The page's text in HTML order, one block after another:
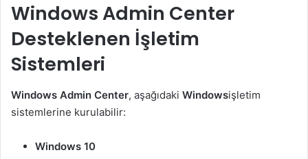
Windows Admin Center
Desteklenen İşletim
Sistemleri
Windows Admin Center, aşağıdaki Windowsişletim
sistemlerine kurulabilir:
Windows 10